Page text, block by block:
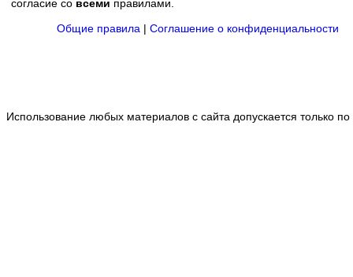
согласие со всеми правилами.
Общие правила | Соглашение о конфиденциальности
Использование любых материалов с сайта допускается только